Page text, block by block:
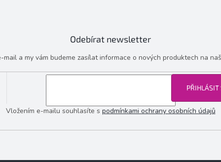
Odebírat newsletter
mail a my vám budeme zasílat informace o nových produktech na
Vložením e-mailu souhlasíte s podmínkami ochrany osobních údajů
PŘIHLÁSIT